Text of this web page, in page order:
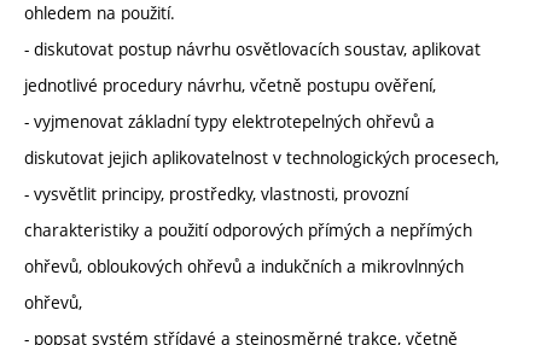
ohledem na použití.
- diskutovat postup návrhu osvětlovacích soustav, aplikovat
jednotlivé procedury návrhu, včetně postupu ověření,
- vyjmenovat základní typy elektrotepelných ohřevů a
diskutovat jejich aplikovatelnost v technologických procesech,
- vysvětlit principy, prostředky, vlastnosti, provozní
charakteristiky a použití odporových přímých a nepřímých
ohřevů, obloukových ohřevů a indukčních a mikrovlnných
ohřevů,
- popsat systém střídavé a stejnosměrné trakce, včetně